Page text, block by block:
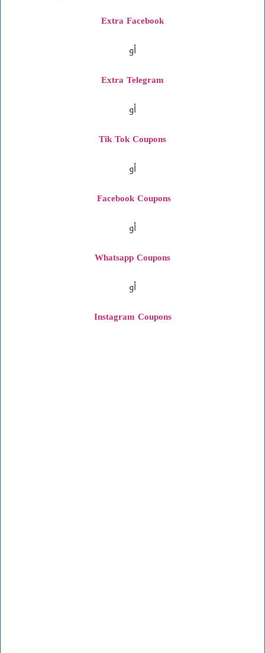
Extra Facebook
أو
Extra Telegram
أو
Tik Tok Coupons
أو
Facebook Coupons
أو
Whatsapp Coupons
أو
Coupons
Instagram